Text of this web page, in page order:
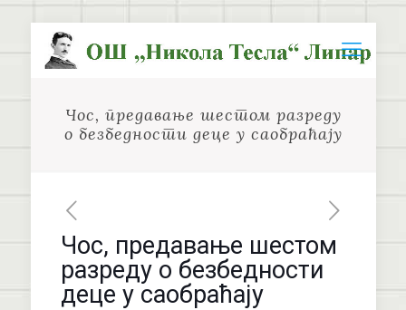
Чос, предавање шестом разреду
о безбедности деце у саобраћају
Чос, предавање шестом
разреду о безбедности
деце у саобраћају